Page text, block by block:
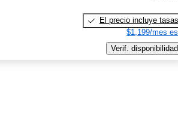
El precio incluye tasas
$1,199/mes
Verif. disponibilidad